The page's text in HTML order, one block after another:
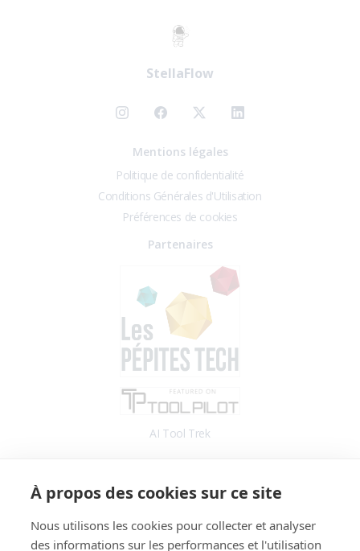
À propos des cookies sur ce site
Nous utilisons les cookies pour collecter et analyser
des informations sur les performances et l'utilisation
StellaFlow
Mentions légales
Politique de confidentialité
Conditions Générales d'Utilisation
Préférences de cookies
Partenaires
AI Tool Trek
Application